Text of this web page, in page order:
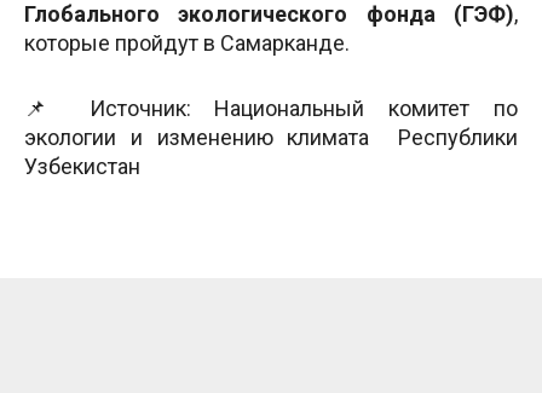
Глобального экологического фонда (ГЭФ),
которые пройдут в Самарканде.
📌 Источник: Национальный комитет по
экологии и изменению климата Республики
Узбекистан